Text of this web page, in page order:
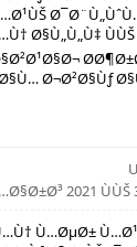
Ø§Ù„Ù„Ù‡ ÙÙŠ
Ø¬Ø²Ø§Ùƒ
Ù…ØµØ±